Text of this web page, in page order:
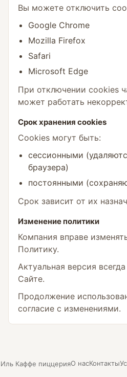
Вы можете отключить
Google Chrome
Mozilla Firefox
Safari
Microsoft Edge
При отключении cookies
может работать
Срок хранения cookies
Cookies могут быть:
сессионными
браузера)
постоянными
Срок зависит от их
Изменение политики
Компания вправе
Политику.
Актуальная версия
Сайте.
Продолжение
согласие с изменениями.
Иль Каффе пиццерияО насКонтакты